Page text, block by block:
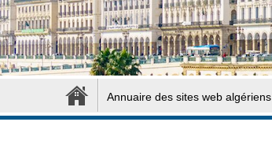
Annuaire des sites web algériens